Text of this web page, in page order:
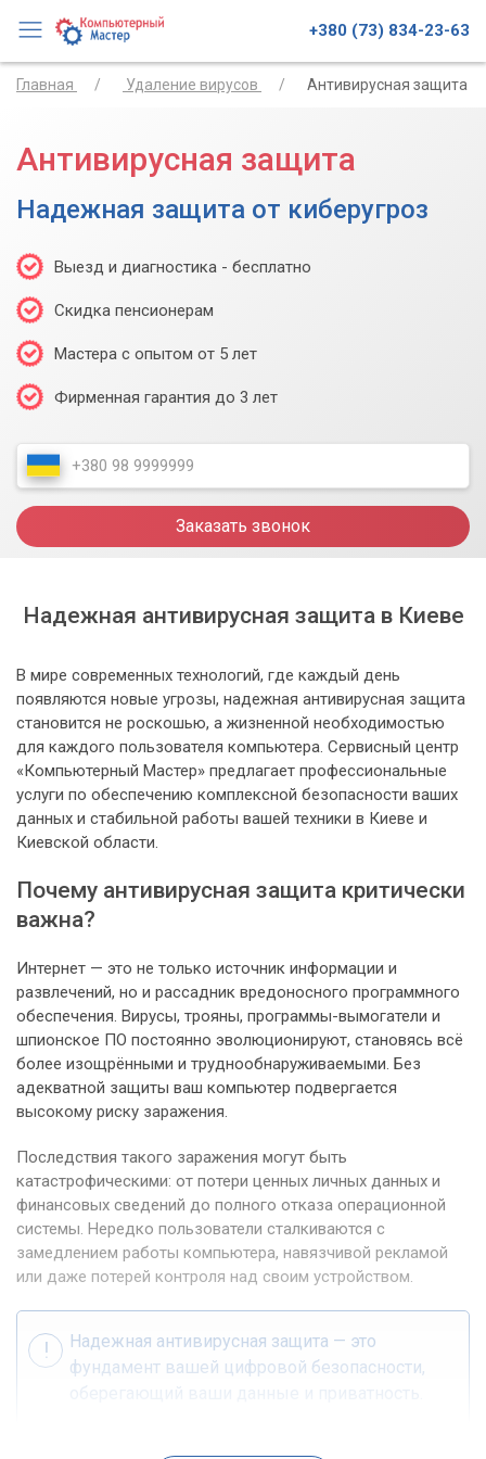
+380 (73) 834-23-63
Главная Удаление вирусов Антивирусная защита
Антивирусная защита
Надежная защита от киберугроз
Выезд и диагностика - бесплатно
Скидка пенсионерам
Мастера с опытом от 5 лет
Фирменная гарантия до 3 лет
Заказать звонок
Надежная антивирусная защита в Киеве
В мире современных технологий, где каждый день
появляются новые угрозы, надежная антивирусная защита
становится не роскошью, а жизненной необходимостью
для каждого пользователя компьютера. Сервисный центр
«Компьютерный Мастер» предлагает профессиональные
услуги по обеспечению комплексной безопасности ваших
данных и стабильной работы вашей техники в Киеве и
Киевской области.
Почему антивирусная защита критически
важна?
Интернет — это не только источник информации и
развлечений, но и рассадник вредоносного программного
обеспечения. Вирусы, трояны, программы-вымогатели и
шпионское ПО постоянно эволюционируют, становясь всё
более изощрёнными и труднообнаруживаемыми. Без
адекватной защиты ваш компьютер подвергается
высокому риску заражения.
Последствия такого заражения могут быть
катастрофическими: от потери ценных личных данных и
финансовых сведений до полного отказа операционной
системы. Нередко пользователи сталкиваются с
замедлением работы компьютера, навязчивой рекламой
или даже потерей контроля над своим устройством.
Надежная антивирусная защита — это
фундамент вашей цифровой безопасности,
оберегающий ваши данные и приватность.